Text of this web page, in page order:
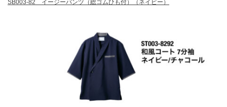
SB003-82 イージーパンツ（総ゴムひも付）（ネイビー）